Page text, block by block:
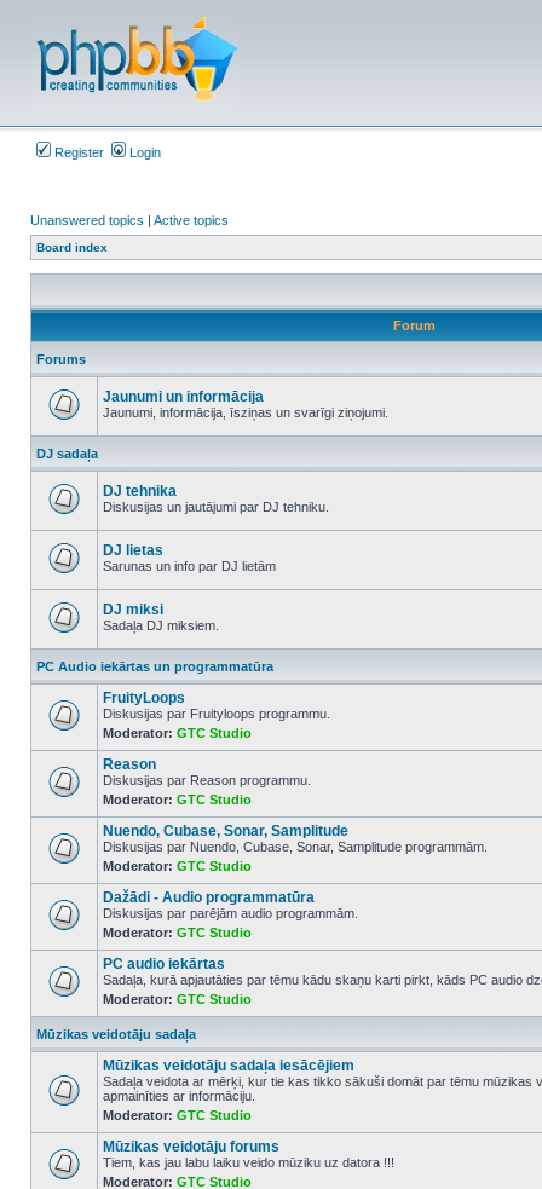
Register Login
Unanswered topics | Active topics
Board index
Forum
Forums
unread
posts
Jaunumi un informācija
Jaunumi, informācija, īsziņas un svarīgi ziņojumi.
DJ sadaļa
unread
posts
DJ tehnika
Diskusijas un jautājumi par DJ tehniku.
unread
posts
DJ lietas
Sarunas un info par DJ lietām
unread
posts
DJ miksi
Sadaļa DJ miksiem.
PC Audio iekārtas un programmatūra
No
unread
posts
FruityLoops
Diskusijas par Fruityloops programmu.
Moderator: GTC Studio
No
unread
posts
Reason
Diskusijas par Reason programmu.
Moderator: GTC Studio
No
unread
posts
Nuendo, Cubase, Sonar, Samplitude
Diskusijas par Nuendo, Cubase, Sonar, Samplitude programmām.
Moderator: GTC Studio
No
unread
posts
Dažādi - Audio programmatūra
Diskusijas par parējām audio programmām.
Moderator: GTC Studio
No
unread
posts
PC audio iekārtas
Sadaļa, kurā apjautāties par tēmu kādu skaņu karti pirkt, kāds PC audio
Moderator: GTC Studio
Mūzikas veidotāju sadaļa
No
posts
Mūzikas veidotāju sadaļa iesācējiem
Sadaļa veidota ar mērķi, kur tie kas tikko sākuši domāt par tēmu mūzikas
apmainīties ar informāciju.
Moderator: GTC Studio
No
Mūzikas veidotāju forums
Tiem, kas jau labu laiku veido mūziku uz datora !!!
Moderator: GTC Studio